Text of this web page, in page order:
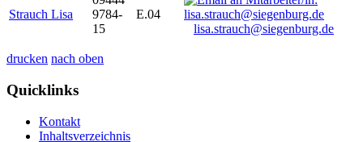
Strauch Lisa
9784-
15
E.04
lisa.strauch@siegenburg.de
drucken nach oben
Quicklinks
Kontakt
Inhaltsverzeichnis